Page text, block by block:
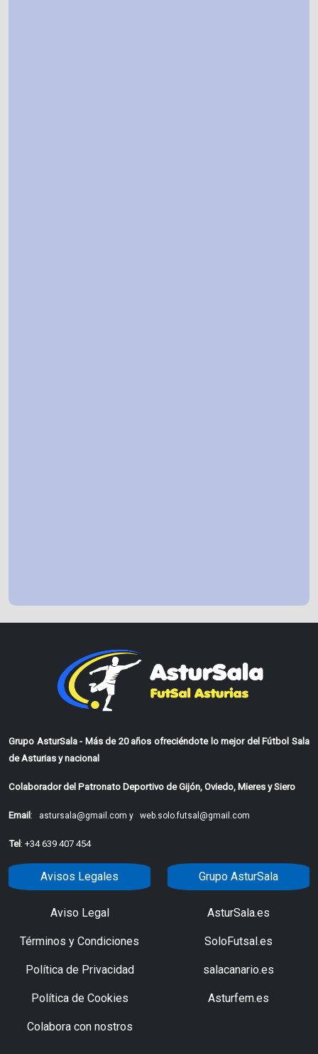
Grupo AsturSala - Más de 20 años ofreciéndote lo mejor del Fútbol Sala
de Asturias y nacional
Colaborador del Patronato Deportivo de Gijón, Oviedo, Mieres y Siero
Email : astursala@gmail.com y web.solo.futsal@gmail.com
Tel : +34 639 407 454
Avisos Legales
Aviso Legal
Términos y Condiciones
Política de Privacidad
Política de Cookies
Colabora con nostros
Grupo AsturSala
AsturSala.es
SoloFutsal.es
salacanario.es
Asturfem.es